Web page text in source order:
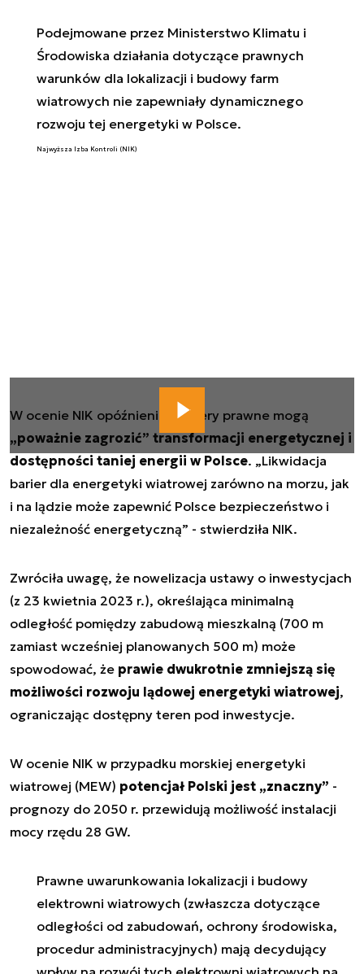
Podejmowane przez Ministerstwo Klimatu i
Środowiska działania dotyczące prawnych
warunków dla lokalizacji i budowy farm
wiatrowych nie zapewniały dynamicznego
rozwoju tej energetyki w Polsce.
Najwyższa Izba Kontroli (NIK)
W ocenie NIK opóźnienia i bariery prawne mogą
„poważnie zagrozić” transformacji energetycznej i
dostępności taniej energii w Polsce. „Likwidacja
barier dla energetyki wiatrowej zarówno na morzu, jak
i na lądzie może zapewnić Polsce bezpieczeństwo i
niezależność energetyczną” - stwierdziła NIK.
Zwróciła uwagę, że nowelizacja ustawy o inwestycjach
(z 23 kwietnia 2023 r.), określająca minimalną
odległość pomiędzy zabudową mieszkalną (700 m
zamiast wcześniej planowanych 500 m) może
spowodować, że prawie dwukrotnie zmniejszą się
możliwości rozwoju lądowej energetyki wiatrowej,
ograniczając dostępny teren pod inwestycje.
W ocenie NIK w przypadku morskiej energetyki
wiatrowej (MEW) potencjał Polski jest „znaczny” -
prognozy do 2050 r. przewidują możliwość instalacji
mocy rzędu 28 GW.
Prawne uwarunkowania lokalizacji i budowy
elektrowni wiatrowych (zwłaszcza dotyczące
odległości od zabudowań, ochrony środowiska,
procedur administracyjnych) mają decydujący